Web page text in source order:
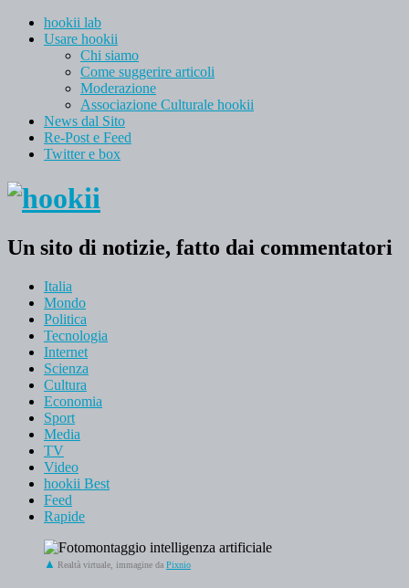
hookii lab
Usare hookii
Chi siamo
Come suggerire articoli
Moderazione
Associazione Culturale hookii
News dal Sito
Re-Post e Feed
Twitter e box
Un sito di notizie, fatto dai commentatori
Italia
Mondo
Politica
Tecnologia
Internet
Scienza
Cultura
Economia
Sport
Media
TV
Video
hookii Best
Feed
Rapide
Realtà virtuale, immagine da Pixnio